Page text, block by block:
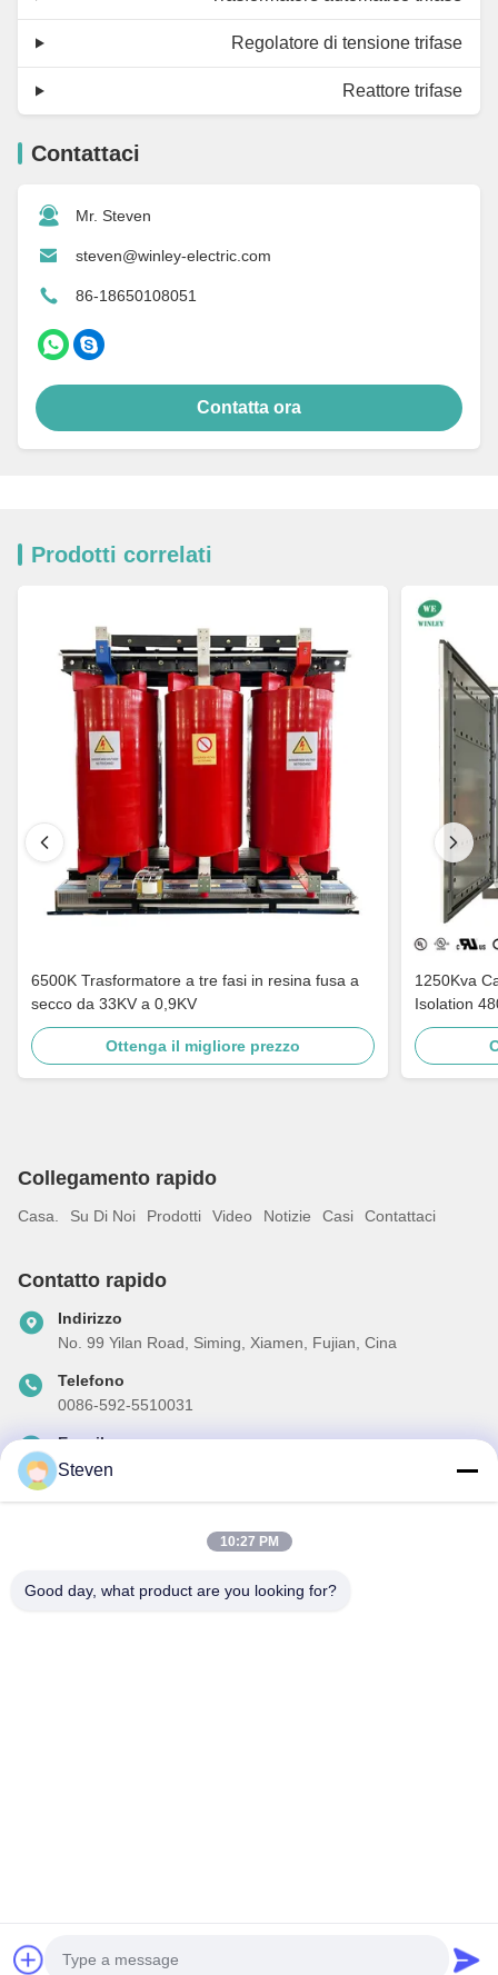
Regolatore di tensione trifase
Reattore trifase
Contattaci
Mr. Steven
steven@winley-electric.com
86-18650108051
Contatta ora
Prodotti correlati
6500K Trasformatore a tre fasi in resina fusa a
secco da 33KV a 0,9KV
Ottenga il migliore prezzo
1250Kva Cast Resin Dry Type Transformers
Isolation
Collegamento rapido
Casa. Su Di Noi Prodotti Video Notizie Casi Contattaci
Contatto rapido
Indirizzo
No. 99 Yilan Road, Siming, Xiamen, Fujian, Cina
Telefono
0086-592-5510031
E-mail
steven@winley-electric.com
Iscriviti alla nostra newsletter per sconti e altro.
Steven
10:27 PM
Good day, what product are you looking for?